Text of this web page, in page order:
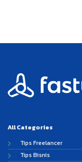
All Categories
Tips Freelancer
Tips Bisnis